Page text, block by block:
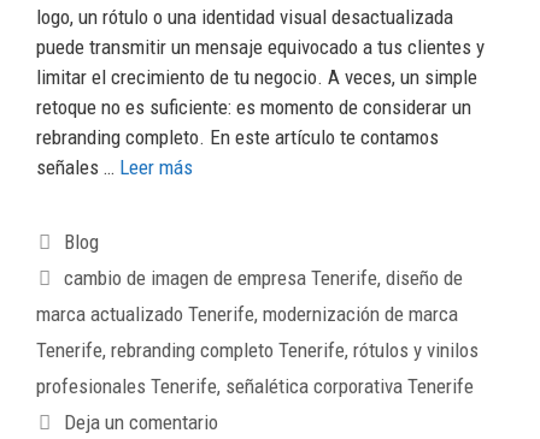
logo, un rótulo o una identidad visual desactualizada
puede transmitir un mensaje equivocado a tus clientes y
limitar el crecimiento de tu negocio. A veces, un simple
retoque no es suficiente: es momento de considerar un
rebranding completo. En este artículo te contamos
señales … Leer más
Blog
cambio de imagen de empresa Tenerife,diseño de
marca actualizado Tenerife, modernización de marca
Tenerife, rebranding completo Tenerife, rótulos y vinilos
profesionales Tenerife, señalética corporativa Tenerife
Deja un comentario